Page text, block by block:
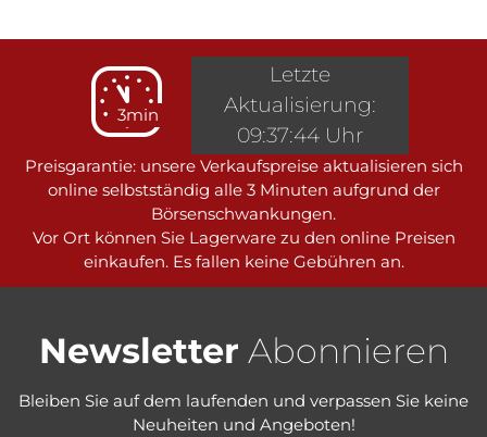
3min
Preisgarantie: unsere Verkaufspreise aktualisieren sich
online selbstständig alle 3 Minuten aufgrund der
Börsenschwankungen.
Vor Ort können Sie Lagerware zu den online Preisen
einkaufen. Es fallen keine Gebühren an.
Letzte
Aktualisierung:
09:37:44 Uhr
Newsletter Abonnieren
Bleiben Sie auf dem laufenden und verpassen Sie keine
Neuheiten und Angeboten!